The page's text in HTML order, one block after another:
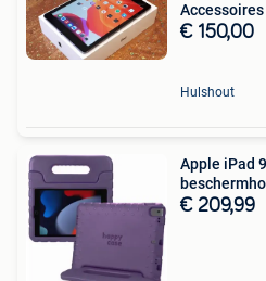
Accessoires
€ 150,00
Hulshout
Apple iPad
€ 209,99